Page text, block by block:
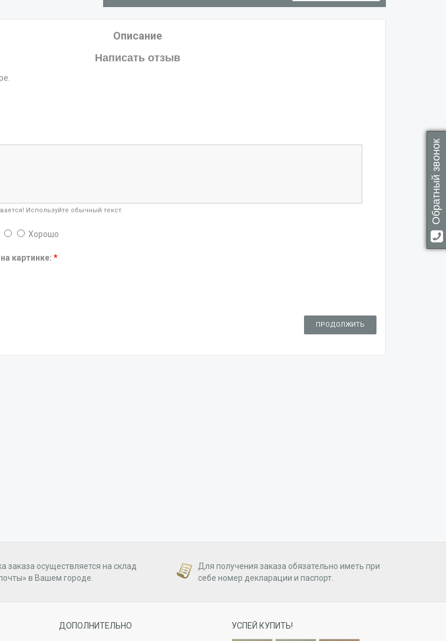
Обратный звонок
Описание
Написать отзыв
Используйте обычный текст.
Хорошо
картинке:*
ПРОДОЛЖИТЬ
заказа осуществляется на склад
в Вашем городе.
Для получения заказа обязательно иметь при
себе номер декларации и паспорт.
ДОПОЛНИТЕЛЬНО
УСПЕЙ КУПИТЬ!